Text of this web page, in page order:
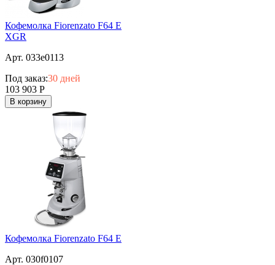
Кофемолка Fiorenzato F64 E
XGR
Арт. 033e0113
Под заказ:30 дней
103 903 Р
В корзину
Кофемолка Fiorenzato F64 E
Арт. 030f0107